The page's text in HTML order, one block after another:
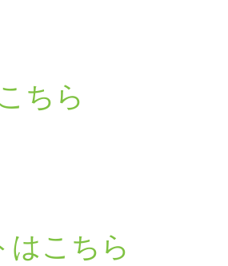
ちら
はこちら